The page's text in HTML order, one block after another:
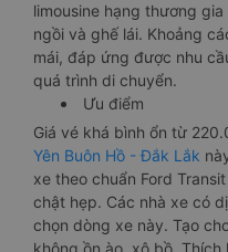
limousine hạng thương
ngồi và ghế lái. Khoảng
mái, đáp ứng được nhu
quá trình di chuyển.
Ưu điểm
Giá vé khá bình ổn từ
Yên Buôn Hồ - Đắk Lắk
xe theo chuẩn Ford
chật hẹp. Các nhà xe có
chọn dòng xe này. Tạo
không ồn ào, xô bồ.